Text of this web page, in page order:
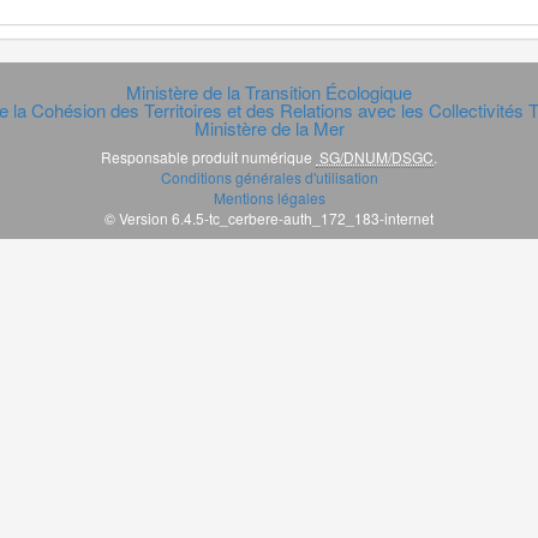
Ministère de la Transition Écologique
la Cohésion des Territoires et des Relations avec les Collectivités
Ministère de la Mer
Responsable produit numérique SG/DNUM/DSGC
Conditions générales d'utilisation
Mentions légales
© Version 6.4.5-tc_cerbere-auth_172_183-internet